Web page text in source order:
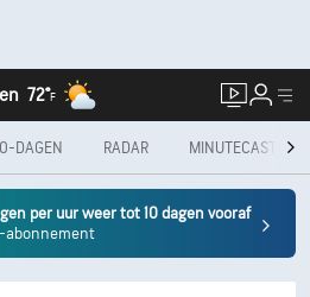
72°F
DAGEN RADAR MINUTECAST®
per uur weer tot 10 dagen vooraf
abonnement